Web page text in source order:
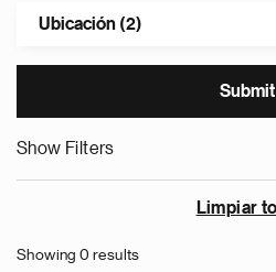
Ubicación (2)
Show Filters
Limpiar
Showing 0 results